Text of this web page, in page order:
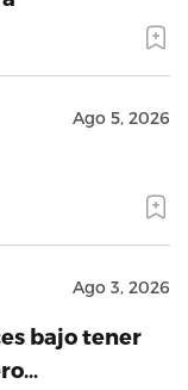
Ago 5, 2026
Ago 3, 2026
bajo tener